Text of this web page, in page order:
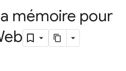
mémoire pour